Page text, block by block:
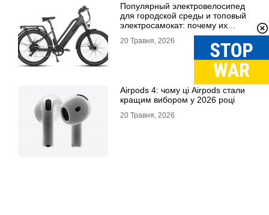
Популярный электровелосипед
для городской среды и топовый
электросамокат: почему их
20 Травня, 2026
Airpods 4: чому ці Airpods стали
кращим вибором у 2026 році
20 Травня, 2026